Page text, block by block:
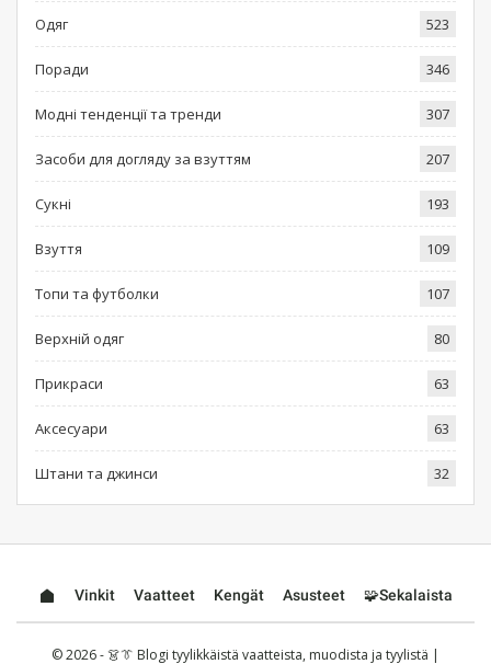
Одяг 523
Поради 346
Модні тенденції та тренди 307
Засоби для догляду за взуттям 207
Сукні 193
Взуття 109
Топи та футболки 107
Верхній одяг 80
Прикраси 63
Аксесуари 63
Штани та джинси 32
Vinkit Vaatteet Kengät Asusteet 🧩Sekalaista
© 2026 - 👗👔 Blogi tyylikkäistä vaatteista, muodista ja tyylistä |